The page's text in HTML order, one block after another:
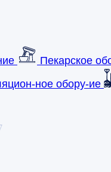
Пекарское
ное обору-ие